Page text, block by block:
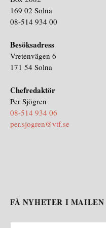
169 02 Solna
08-514 934 00
Besöksadress
Vretenvägen 6
171 54 Solna
Chefredaktör
Per Sjögren
08-514 934 06
per.sjogren@vtf.se
FÅ NYHETER I MAILEN